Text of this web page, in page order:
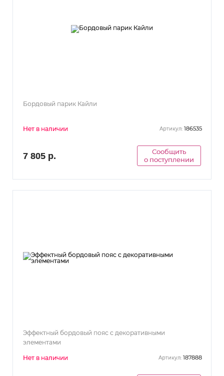
Бордовый парик Кайли
Нет в наличии Артикул: 186535
7 805 р.
Сообщить
о поступлении
Эффектный бордовый пояс с декоративными
элементами
Нет в наличии Артикул: 187888